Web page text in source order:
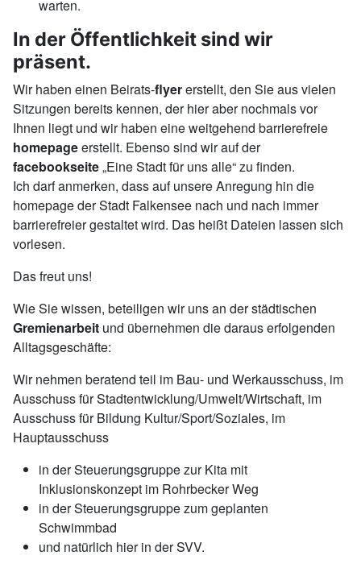
warten.
In der Öffentlichkeit sind wir
präsent.
Wir haben einen Beirats-flyererstellt, den Sie aus vielen
Sitzungen bereits kennen, der hier aber nochmals vor
Ihnen liegt und wir haben eine weitgehend barrierefreie
homepageerstellt. Ebenso sind wir auf der
facebookseite„Eine Stadt für uns alle“ zu finden.
Ich darf anmerken, dass auf unsere Anregung hin die
homepage der Stadt Falkensee nach und nach immer
barrierefreier gestaltet wird. Das heißt Dateien lassen sich
vorlesen.
Das freut uns!
Wie Sie wissen, beteiligen wir uns an der städtischen
Gremienarbeit und übernehmen die daraus erfolgenden
Alltagsgeschäfte:
Wir nehmen beratend teil im Bau- und Werkausschuss, im
Ausschuss für Stadtentwicklung/Umwelt/Wirtschaft, im
Ausschuss für Bildung Kultur/Sport/Soziales, im
Hauptausschuss
in der Steuerungsgruppe zur Kita mit
Inklusionskonzept im Rohrbecker Weg
in der Steuerungsgruppe zum geplanten
Schwimmbad
und natürlich hier in der SVV.